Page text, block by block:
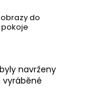
do
navrženy
vyráběné